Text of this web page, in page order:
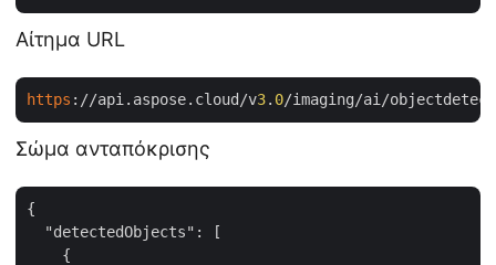
Αίτημα URL
https ://api.aspose.cloud/v3. 0/imaging/ai/
Σώμα ανταπόκρισης
{
"detectedObjects" : [
    {